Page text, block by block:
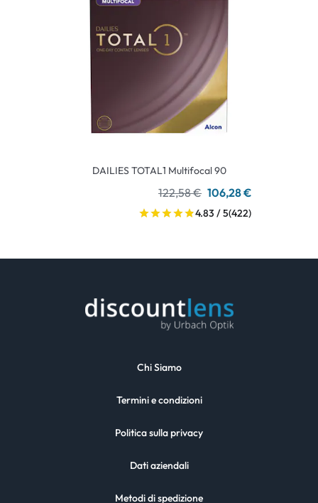
DAILIES TOTAL1 Multifocal 90
122,58 € 106,28 €
4.83 / 5(422)
Chi Siamo
Termini e condizioni
Politica sulla privacy
Dati aziendali
Metodi di spedizione